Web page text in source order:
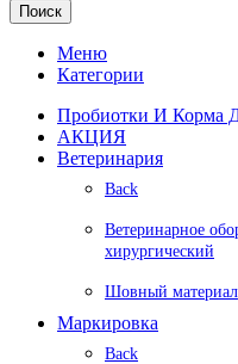
Поиск
Меню
Категории
Пробиотки И
АКЦИЯ
Ветеринария
Back
Ветеринарное
хирургический
Шовный материал
Маркировка
Back